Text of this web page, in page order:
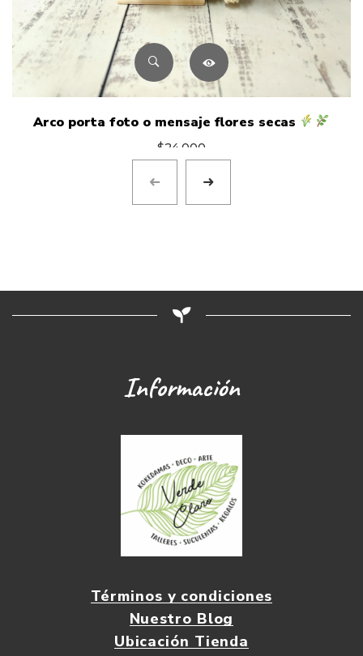
Arco porta foto o mensaje flores secas
$24.000
Información
Términos y condiciones
Nuestro Blog
Ubicación Tienda